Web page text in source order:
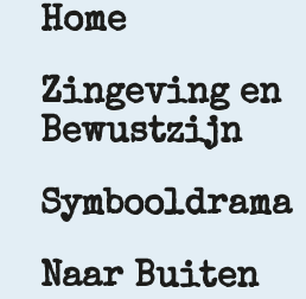
Home
Zingeving en
Bewustzijn
Symbooldrama
Naar Buiten